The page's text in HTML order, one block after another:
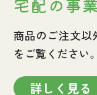
コープあい
商品のご注文以
をご覧ください。
詳しく見る